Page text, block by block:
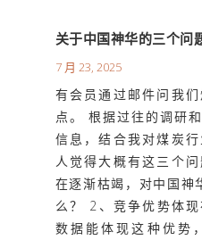
关于中国神华的三个问
7 月 23, 2025
有会员通过邮件问我
点。 根据过往的调研
信息，结合我对煤炭
人觉得大概有这三个
在逐渐枯竭，对中国神
么？ 2、竞争优势体
数据能体现这种优势